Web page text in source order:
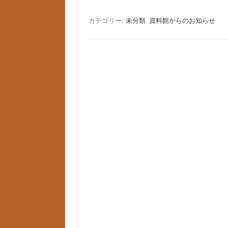
カテゴリー: 未分類 資料館からのお知らせ